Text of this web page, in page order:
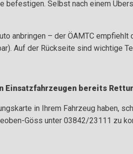
befestigen. Selbst nach einem
anbringen – der ÖAMTC
Auf der Rückseite sind wichtige
Einsatzfahrzeugen bereits
in Ihrem Fahrzeug haben,
Göss unter 03842/23111 zu